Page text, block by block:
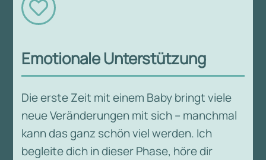

Emotionale Unterstützung
Die erste Zeit mit einem Baby bringt viele
neue Veränderungen mit sich – manchmal
kann das ganz schön viel werden. Ich
begleite dich in dieser Phase, höre dir